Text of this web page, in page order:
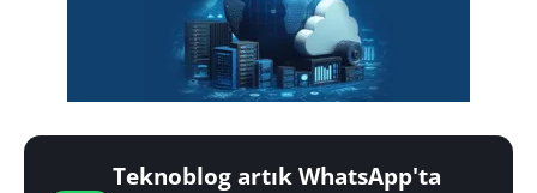
Teknoblog artık WhatsApp'ta